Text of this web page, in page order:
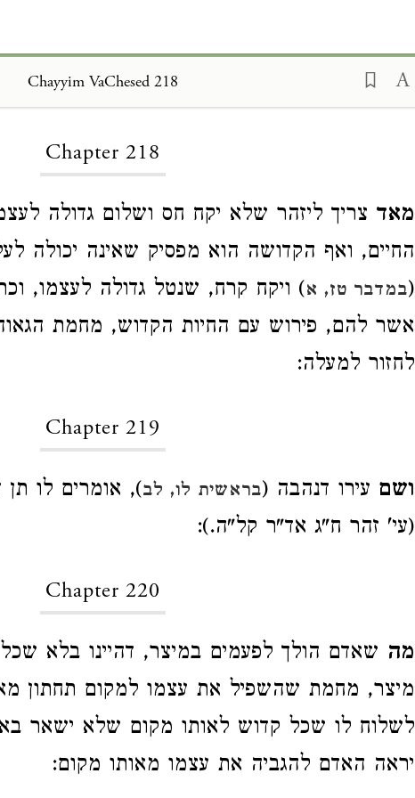
Chayyim VaChesed 218
Chapter 218
מאד צריך ליזהר שלא יקח חס ושלום גדולה
החיים, ואף הקדושה הוא מפסיק שאינה יכולה
(במדבר טז, א) ויקח קרח, שנטל גדולה לעצמו,
אשר להם, פירוש עם החיות הקדוש, מחמת
לחזור למעלה:
Chapter 219
ושם עירו דנהבה (בראשית לו, לב), אומרים לו תן
(עי' זהר ח"ג אד"ר קל"ה.):
Chapter 220
מה שאדם הולך לפעמים במיצר, דהיינו בלא
מיצר, מחמת שהשפיל את עצמו למקום תחתון
לשלוח לו שכל קדוש לאותו מקום שלא ישאר
יראה האדם להגביה את עצמו מאותו מקום: